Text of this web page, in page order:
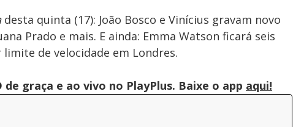
desta quinta (17): João Bosco e Vinícius gravam novo
Prado e mais. E ainda: Emma Watson ficará seis
de velocidade em Londres.
de graça e ao vivo no PlayPlus. Baixe o app aqui!